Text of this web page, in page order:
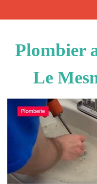
Plombier
Le